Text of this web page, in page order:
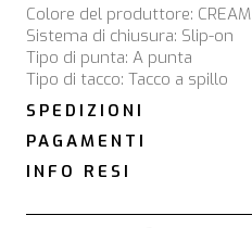
Colore del produttore: CREAM
Sistema di chiusura: Slip-on
Tipo di punta: A punta
Tipo di tacco: Tacco a spillo
SPEDIZIONI
PAGAMENTI
INFO RESI